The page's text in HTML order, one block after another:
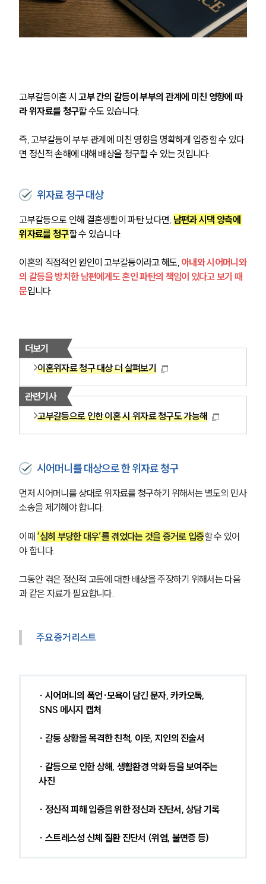
고부갈등이혼 시 고부 간의 갈등이 부부의 관계에 미친 영향에 따
라 위자료를 청구할 수도 있습니다.
즉, 고부갈등이 부부 관계에 미친 영향을 명확하게 입증할 수 있다
면 정신적 손해에 대해 배상을 청구할 수 있는 것입니다.
위자료 청구 대상
고부갈등으로 인해 결혼생활이 파탄 났다면, 남편과 시댁 양측에
위자료를 청구할 수 있습니다.
이혼의 직접적인 원인이 고부갈등이라고 해도, 아내와 시어머니와
의 갈등을 방치한 남편에게도 혼인 파탄의 책임이 있다고 보기 때
문입니다.
더보기
이혼위자료 청구 대상 더 살펴보기
관련기사
고부갈등으로 인한 이혼 시 위자료 청구도 가능해
시어머니를 대상으로 한 위자료 청구
먼저 시어머니를 상대로 위자료를 청구하기 위해서는 별도의 민사
소송을 제기해야 합니다.
이때 ‘심히 부당한 대우’를 겪었다는 것을 증거로 입증할 수 있어
야 합니다.
그동안 겪은 정신적 고통에 대한 배상을 주장하기 위해서는 다음
과 같은 자료가 필요합니다.
주요 증거 리스트
∙ 시어머니의 폭언·모욕이 담긴 문자, 카카오톡,
SNS 메시지 캡처
∙ 갈등 상황을 목격한 친척, 이웃, 지인의 진술서
∙ 갈등으로 인한 상해, 생활환경 악화 등을 보여주는
사진
∙ 정신적 피해 입증을 위한 정신과 진단서, 상담 기록
∙ 스트레스성 신체 질환 진단서 (위염, 불면증 등)